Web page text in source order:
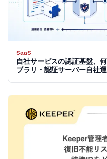
SaaS
自社サービスの認証基盤、
ブラリ・認証サーバー自社